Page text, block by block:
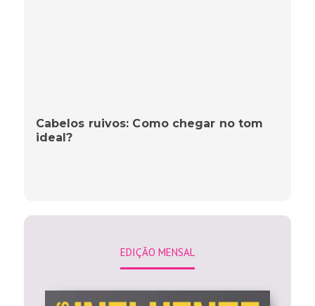
Cabelos ruivos: Como chegar no tom
ideal?
EDIÇÃO MENSAL